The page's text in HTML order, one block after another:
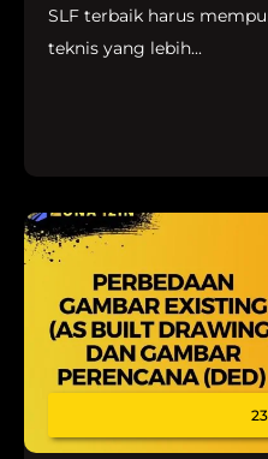
SLF terbaik harus
teknis yang lebih...